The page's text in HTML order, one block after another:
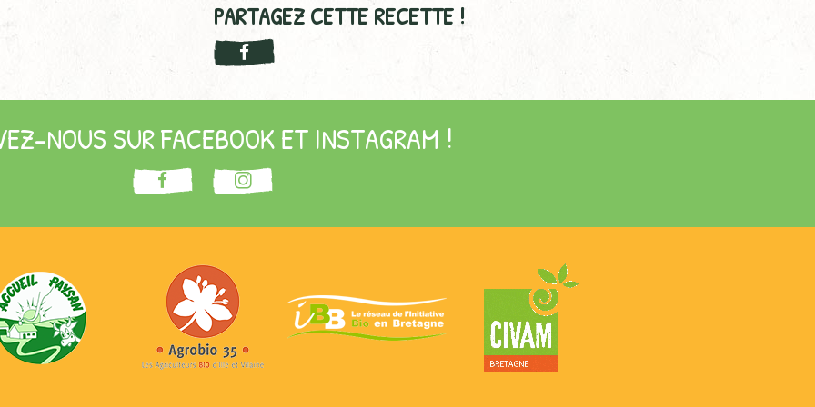
PARTAGEZ CETTE RECETTE !
NOUS SUR FACEBOOK ET INSTAGRAM !